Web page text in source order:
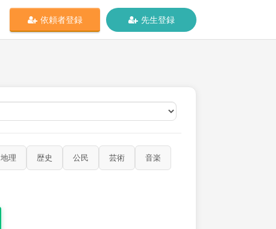
依頼者登録 先生登録
地理 歴史 公民 芸術 音楽